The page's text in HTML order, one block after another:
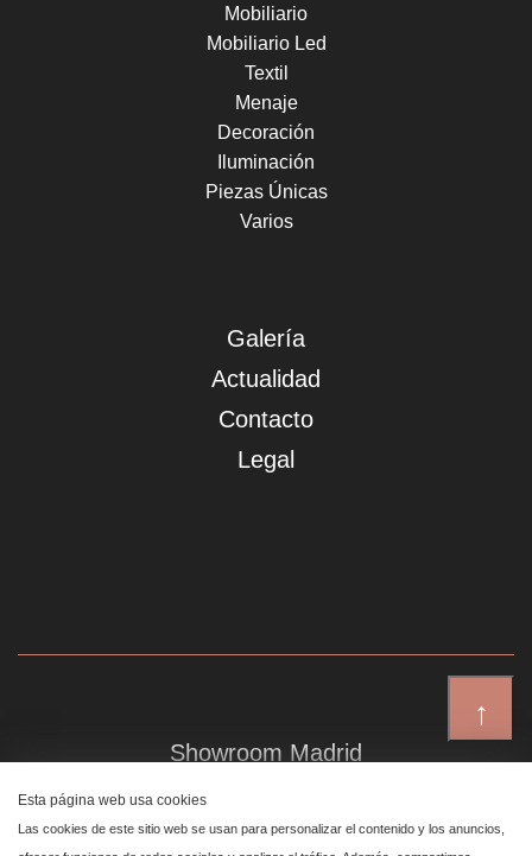
↑
Mobiliario
Mobiliario Led
Textil
Menaje
Decoración
Iluminación
Piezas Únicas
Varios
Galería
Actualidad
Contacto
Legal
Showroom Madrid
Plaza de Canalejas 6, 4 izq
Centro, 28014 Madrid
Esta página web usa cookies
Las cookies de este sitio web se usan para personalizar el contenido y los anuncios,